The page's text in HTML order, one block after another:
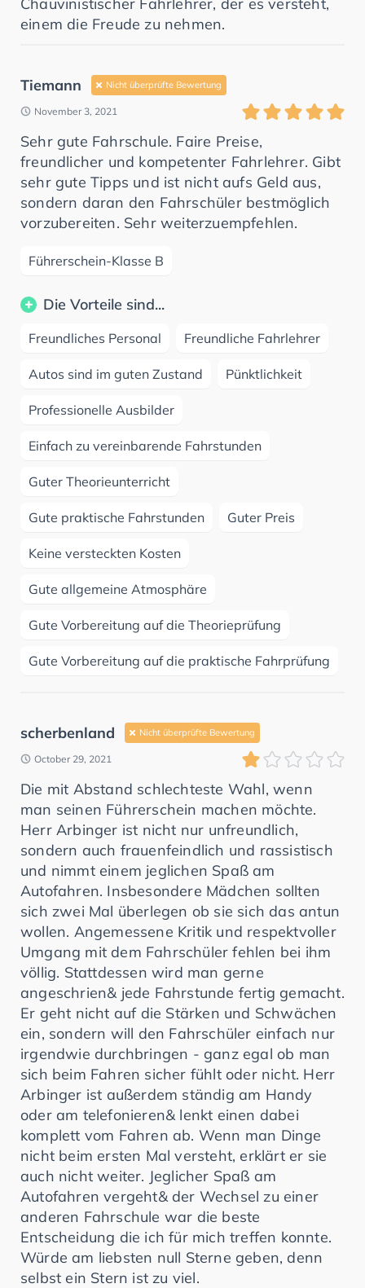
einem die Freude zu nehmen.
Tiemann Nicht überprüfte Bewertung
November 3, 2021
Sehr gute Fahrschule. Faire Preise,
freundlicher und kompetenter Fahrlehrer. Gibt
sehr gute Tipps und ist nicht aufs Geld aus,
sondern daran den Fahrschüler bestmöglich
vorzubereiten. Sehr weiterzuempfehlen.
Führerschein-Klasse B
Die Vorteile sind...
Freundliches Personal Freundliche Fahrlehrer
Autos sind im guten Zustand Pünktlichkeit
Professionelle Ausbilder
Einfach zu vereinbarende Fahrstunden
Guter Theorieunterricht
Gute praktische Fahrstunden Guter Preis
Keine versteckten Kosten
Gute allgemeine Atmosphäre
Gute Vorbereitung auf die Theorieprüfung
Gute Vorbereitung auf die praktische Fahrprüfung
scherbenland Nicht überprüfte Bewertung
October 29, 2021
Die mit Abstand schlechteste Wahl, wenn
man seinen Führerschein machen möchte.
Herr Arbinger ist nicht nur unfreundlich,
sondern auch frauenfeindlich und rassistisch
und nimmt einem jeglichen Spaß am
Autofahren. Insbesondere Mädchen sollten
sich zwei Mal überlegen ob sie sich das antun
wollen. Angemessene Kritik und respektvoller
Umgang mit dem Fahrschüler fehlen bei ihm
völlig. Stattdessen wird man gerne
angeschrien& jede Fahrstunde fertig gemacht.
Er geht nicht auf die Stärken und Schwächen
ein, sondern will den Fahrschüler einfach nur
irgendwie durchbringen - ganz egal ob man
sich beim Fahren sicher fühlt oder nicht. Herr
Arbinger ist außerdem ständig am Handy
oder am telefonieren& lenkt einen dabei
komplett vom Fahren ab. Wenn man Dinge
nicht beim ersten Mal versteht, erklärt er sie
auch nicht weiter. Jeglicher Spaß am
Autofahren vergeht& der Wechsel zu einer
anderen Fahrschule war die beste
Entscheidung die ich für mich treffen konnte.
Würde am liebsten null Sterne geben, denn
selbst ein Stern ist zu viel.